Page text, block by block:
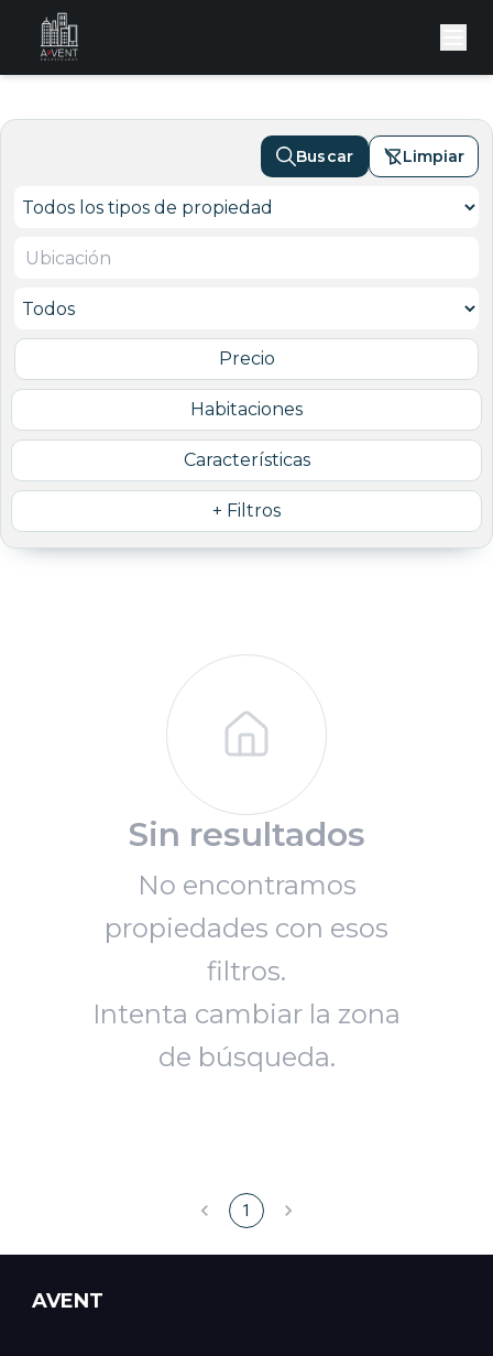
Precio
Habitaciones
Características
+ Filtros
Buscar Limpiar
Sin resultados
No encontramos
propiedades con esos
filtros.
Intenta cambiar la zona
de búsqueda.
1
AVENT